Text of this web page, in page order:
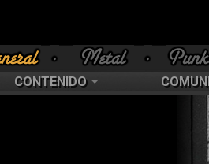
CONTENIDO